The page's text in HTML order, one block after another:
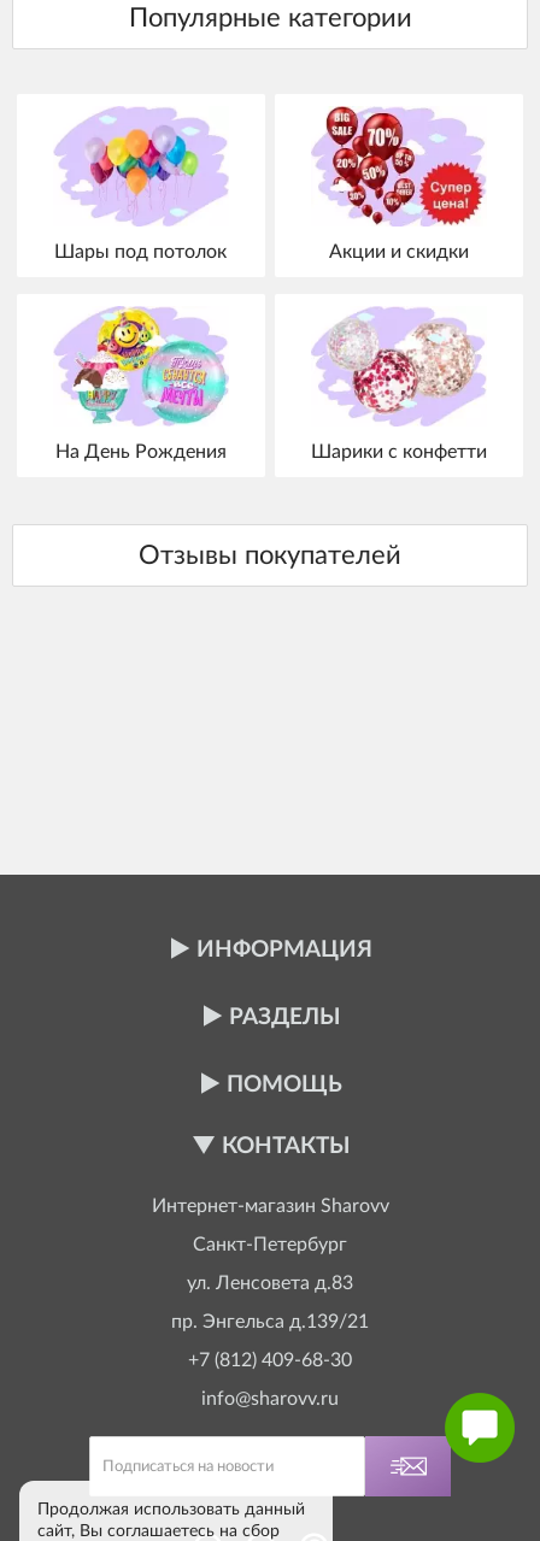
Шары под потолок Акции и скидки
На День Рождения Шарики с конфетти
ИНФОРМАЦИЯ
РАЗДЕЛЫ
ПОМОЩЬ
КОНТАКТЫ
Интернет-магазин Sharovv
Санкт-Петербург
ул. Ленсовета д.83
пр. Энгельса д.139/21
+7 (812) 409-68-30
info@sharovv.ru
Продолжая использовать данный
сайт, Вы соглашаетесь на сбор